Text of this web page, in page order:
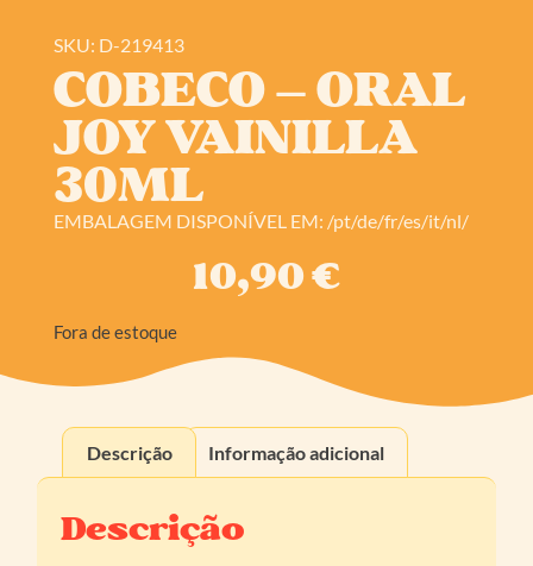
SKU: D-219413
COBECO – ORAL
JOY VAINILLA
30ML
EMBALAGEM DISPONÍVEL EM: /pt/de/fr/es/it/nl/
10,90€
Fora de estoque
Descrição Informação adicional
Descrição